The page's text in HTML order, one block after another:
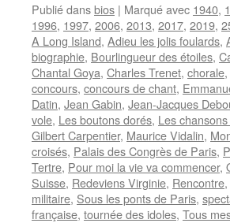
Publié dansbios | Marqué avec 1940,
1996, 1997, 2006, 2013, 2017, 2019,
A Long Island, Adieu les jolis foulards,
biographie, Bourlingueur des étoiles,
Chantal Goya, Charles Trenet, chorale,
concours, concours de chant,
Datin, Jean Gabin, Jean-Jacques
vole, Les boutons dorés, Les
Gilbert Carpentier, Maurice Vidalin,
croisés, Palais des Congrès de Paris,
Tertre, Pour moi la vie va commencer,
Suisse, Redeviens Virginie, Rencontre,
militaire, Sous les ponts de Paris,
française, tournée des idoles, Tous